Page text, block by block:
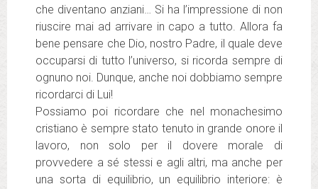
che diventano anziani… Si ha l’impressione di non
riuscire mai ad arrivare in capo a tutto. Allora fa
bene pensare che Dio, nostro Padre, il quale deve
occuparsi di tutto l’universo, si ricorda sempre di
ognuno noi. Dunque, anche noi dobbiamo sempre
ricordarci di Lui!
Possiamo poi ricordare che nel monachesimo
cristiano è sempre stato tenuto in grande onore il
lavoro, non solo per il dovere morale di
provvedere a sé stessi e agli altri, ma anche per
una sorta di equilibrio, un equilibrio interiore: è